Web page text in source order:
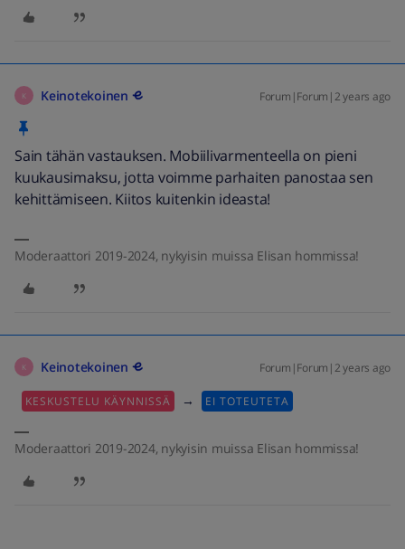
K Keinotekoinen Forum|Forum|2 years ago
Sain tähän vastauksen. Mobiilivarmenteella on pieni
kuukausimaksu, jotta voimme parhaiten panostaa sen
kehittämiseen. Kiitos kuitenkin ideasta!
Moderaattori 2019-2024, nykyisin muissa Elisan hommissa!
K Keinotekoinen Forum|Forum|2 years ago
KESKUSTELU KÄYNNISSÄ → EI TOTEUTETA
Moderaattori 2019-2024, nykyisin muissa Elisan hommissa!